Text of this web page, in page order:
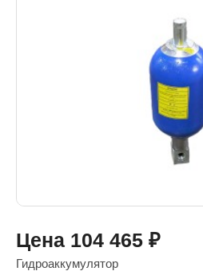
Цена 104 465 ₽
Гидроаккумулятор